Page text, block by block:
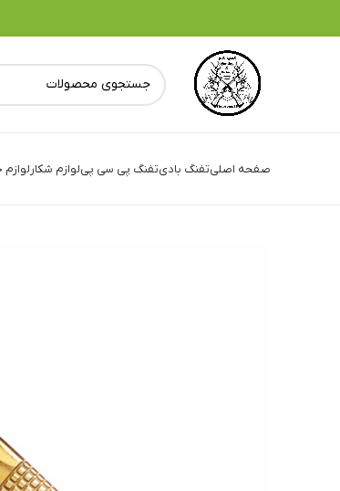
صفحه اصلیتفنگ بادیتفنگ پی سی پیلوازم شکار